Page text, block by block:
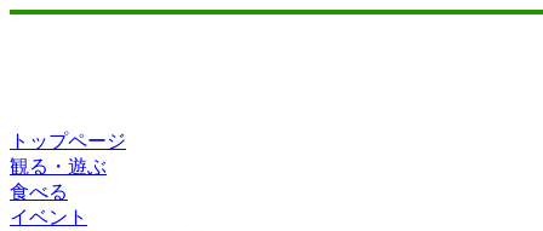
トップページ
観る・遊ぶ
食べる
イベント